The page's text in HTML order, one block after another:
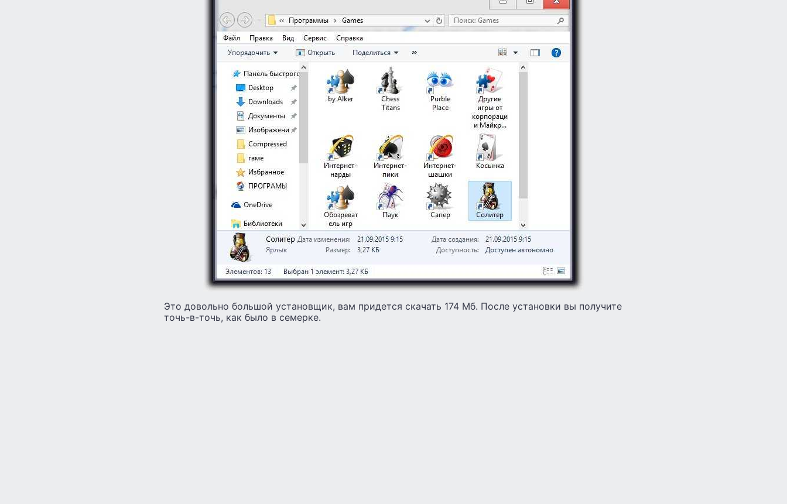
Это довольно большой установщик, вам придется скачать 174 Мб. После установки вы получите
точь-в-точь, как было в семерке.